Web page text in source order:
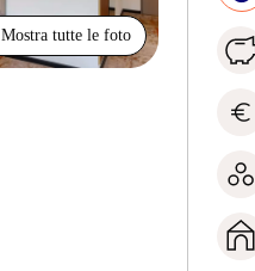
Mostra tutte le foto
euro